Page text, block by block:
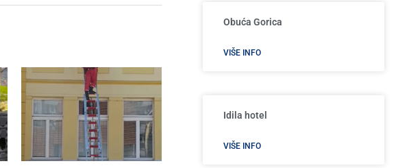
Obuća Gorica
VIŠE INFO
Idila hotel
VIŠE INFO